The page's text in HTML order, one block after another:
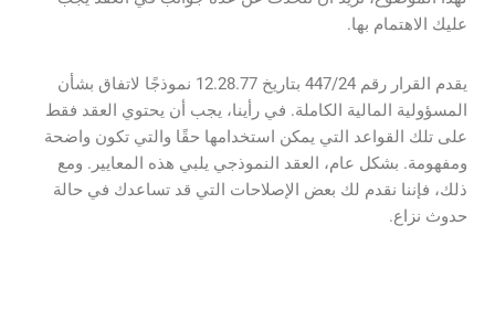
عليك الاهتمام بها.
يقدم القرار رقم 447/24 بتاريخ 12.28.77 نموذجًا لاتفاق بشأن
المسؤولية المالية الكاملة. في رأينا، يجب أن يحتوي العقد فقط
على تلك القواعد التي يمكن استخدامها حقًا والتي تكون واضحة
ومفهومة. بشكل عام، العقد النموذجي يلبي هذه المعايير. ومع
ذلك، فإننا نقدم لك بعض الإصلاحات التي قد تساعدك في حالة
حدوث نزاع.